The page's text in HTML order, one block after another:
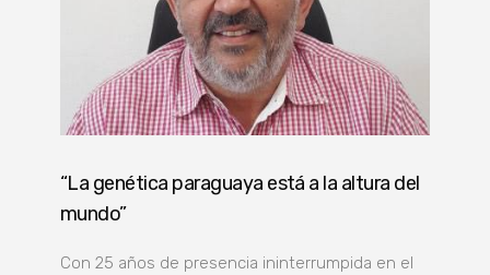
“La genética paraguaya está a la altura del
mundo”
Con 25 años de presencia ininterrumpida en el